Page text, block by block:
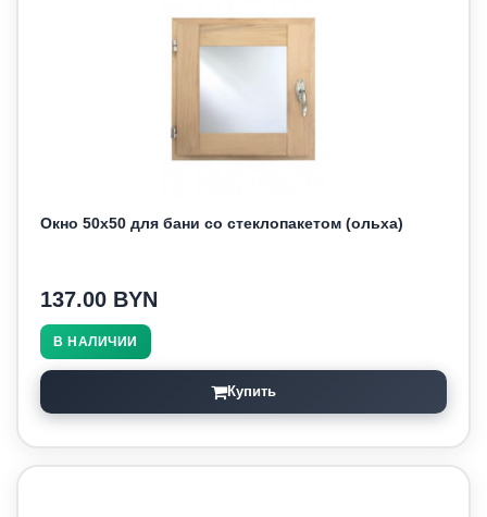
Окно 50х50 для бани со стеклопакетом (ольха)
137.00 BYN
В НАЛИЧИИ
Купить